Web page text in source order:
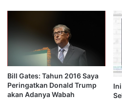
Bill Gates: Tahun 2016 Saya
Peringatkan Donald Trump
akan Adanya Wabah